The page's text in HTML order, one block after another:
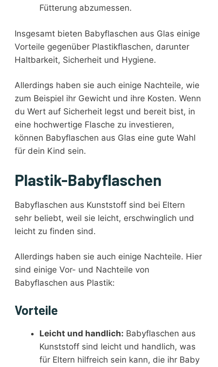
Fütterung abzumessen.
Insgesamt bieten Babyflaschen aus Glas einige
Vorteile gegenüber Plastikflaschen, darunter
Haltbarkeit, Sicherheit und Hygiene.
Allerdings haben sie auch einige Nachteile, wie
zum Beispiel ihr Gewicht und ihre Kosten. Wenn
du Wert auf Sicherheit legst und bereit bist, in
eine hochwertige Flasche zu investieren,
können Babyflaschen aus Glas eine gute Wahl
für dein Kind sein.
Plastik-Babyflaschen
Babyflaschen aus Kunststoff sind bei Eltern
sehr beliebt, weil sie leicht, erschwinglich und
leicht zu finden sind.
Allerdings haben sie auch einige Nachteile. Hier
sind einige Vor- und Nachteile von
Babyflaschen aus Plastik:
Vorteile
Leicht und handlich: Babyflaschen aus
Kunststoff sind leicht und handlich, was
für Eltern hilfreich sein kann, die ihr Baby